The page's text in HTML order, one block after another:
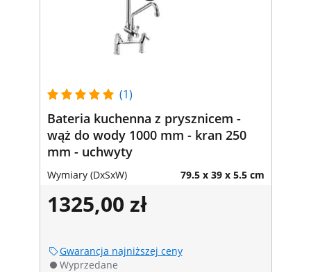
(1)
Bateria kuchenna z prysznicem -
wąż do wody 1000 mm - kran 250
mm - uchwyty
Wymiary (DxSxW) 79.5 x 39 x 5.5 cm
1325,00 zł
Gwarancja najniższej ceny
Wyprzedane